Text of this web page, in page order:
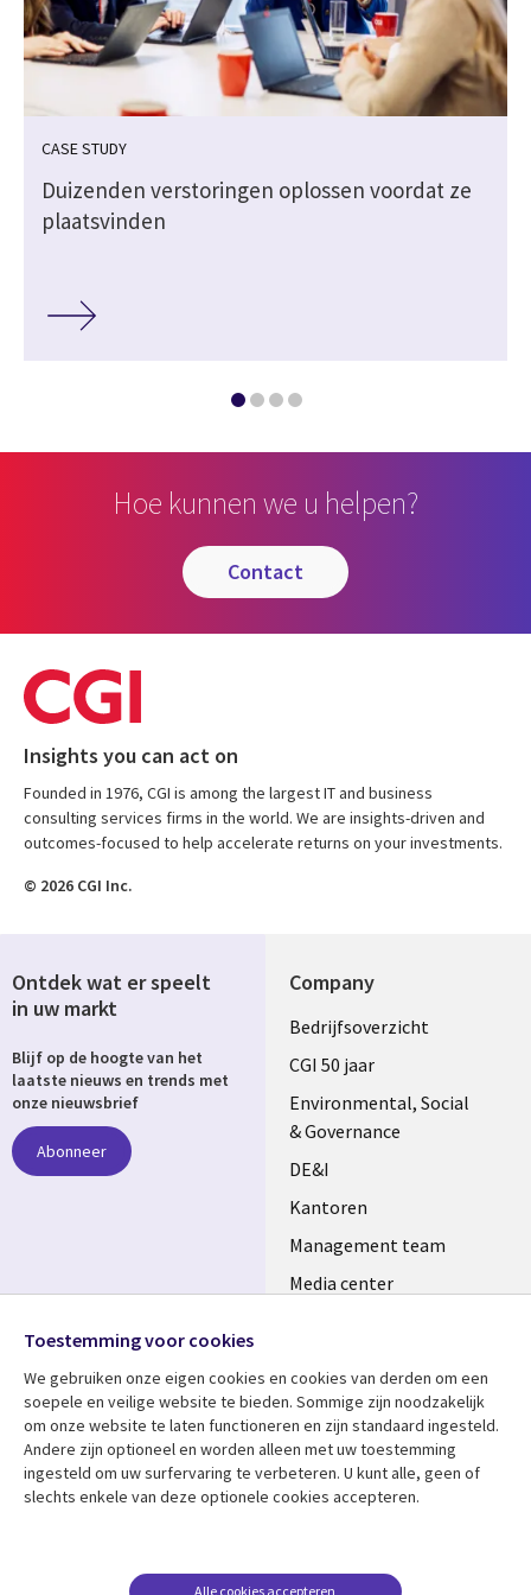
CASE STUDY
Duizenden verstoringen oplossen voordat ze
plaatsvinden
Hoe kunnen we u helpen?
contact
Insights you can act on
Founded in 1976, CGI is among the largest IT and business
consulting services firms in the world. We are insights-driven and
outcomes-focused to help accelerate returns on your investments.
© 2026 CGI Inc.
Company
Useful
links
NETHERLANDS
Bedrijfsoverzicht
CGI 50 jaar
Environmental, Social
& Governance
DE&I
Kantoren
Management team
Media center
Bekijk meer
Library
Artikelen
Support
Legal
Disclaimer
Cookie management
Ontdek wat er speelt
in uw markt
Blijf op de hoogte van het
laatste nieuws en trends met
onze nieuwsbrief
Abonneer
Media
NETHERLANDS
Toestemming voor cookies
We gebruiken onze eigen cookies en cookies van derden om een ​​
soepele en veilige website te bieden. Sommige zijn noodzakelijk
om onze website te laten functioneren en zijn standaard ingesteld.
Andere zijn optioneel en worden alleen met uw toestemming
ingesteld om uw surfervaring te verbeteren. U kunt alle, geen of
slechts enkele van deze optionele cookies accepteren.
Alle cookies accepteren